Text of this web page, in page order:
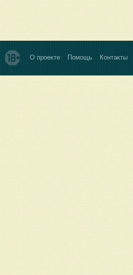
О проекте Помощь Контакты